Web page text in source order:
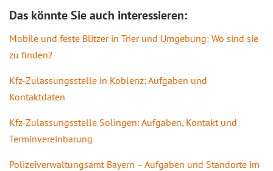
Das könnte Sie auch interessieren:
Mobile und feste Blitzer in Trier und Umgebung: Wo sind sie
zu finden?
Kfz-Zulassungsstelle in Koblenz: Aufgaben und
Kontaktdaten
Kfz-Zulassungsstelle Solingen: Aufgaben, Kontakt und
Terminvereinbarung
Polizeiverwaltungsamt Bayern – Aufgaben und Standorte im